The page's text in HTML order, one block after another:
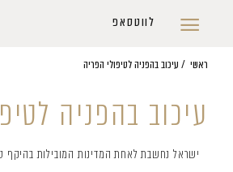
לווטסאפ
ראשי / עיכוב בהפניה לטיפולי הפריה
עיכוב בהפניה
ישראל נחשבת לאחת המדינות המובילות בהיקף